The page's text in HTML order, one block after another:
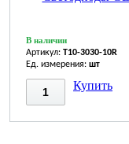
В наличии
Артикул: T10-3030-10R
Ед. измерения: шт
Купить